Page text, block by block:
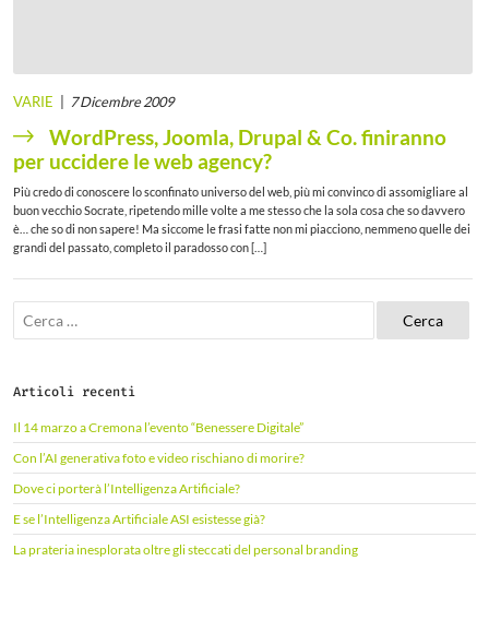
VARIE 7 Dicembre 2009
WordPress, Joomla, Drupal & Co. finiranno
per uccidere le web agency?
Più credo di conoscere lo sconfinato universo del web, più mi convinco di assomigliare al
buon vecchio Socrate, ripetendo mille volte a me stesso che la sola cosa che so davvero
è… che so di non sapere! Ma siccome le frasi fatte non mi piacciono, nemmeno quelle dei
grandi del passato, completo il paradosso con […]
r
a
p
e
r
:
Articoli recenti
Il 14 marzo a Cremona l’evento “Benessere Digitale”
Con l’AI generativa foto e video rischiano di morire?
Dove ci porterà l’Intelligenza Artificiale?
E se l’Intelligenza Artificiale ASI esistesse già?
La prateria inesplorata oltre gli steccati del personal branding